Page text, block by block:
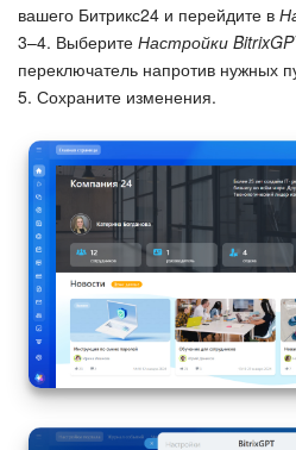
вашего Битрикс24 и перейдите в
3–4. Выберите Настройки
переключатель напротив нужных
5. Сохраните изменения.